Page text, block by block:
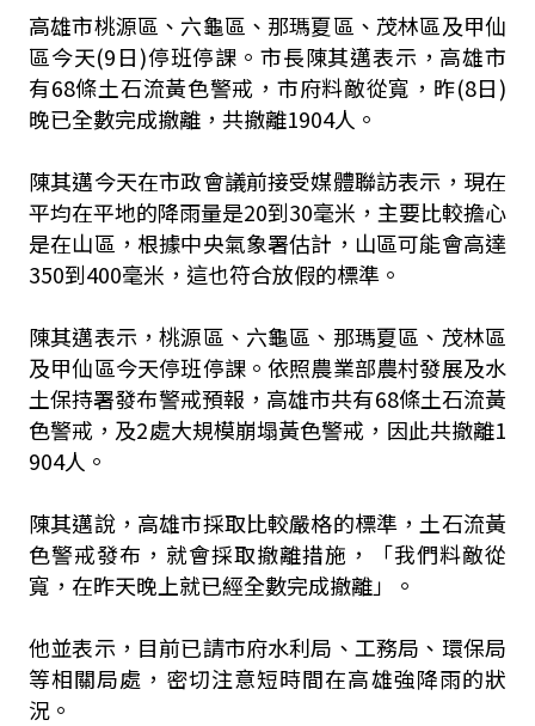
高雄市桃源區、六龜區、那瑪夏區、茂林區及甲仙
區今天(9日)停班停課。市長陳其邁表示，高雄市
有68條土石流黃色警戒，市府料敵從寬，昨(8日)
晚已全數完成撤離，共撤離1904人。
陳其邁今天在市政會議前接受媒體聯訪表示，現在
平均在平地的降雨量是20到30毫米，主要比較擔心
是在山區，根據中央氣象署估計，山區可能會高達
350到400毫米，這也符合放假的標準。
陳其邁表示，桃源區、六龜區、那瑪夏區、茂林區
及甲仙區今天停班停課。依照農業部農村發展及水
土保持署發布警戒預報，高雄市共有68條土石流黃
色警戒，及2處大規模崩塌黃色警戒，因此共撤離1
904人。
陳其邁說，高雄市採取比較嚴格的標準，土石流黃
色警戒發布，就會採取撤離措施，「我們料敵從
寬，在昨天晚上就已經全數完成撤離」。
他並表示，目前已請市府水利局、工務局、環保局
等相關局處，密切注意短時間在高雄強降雨的狀
況。